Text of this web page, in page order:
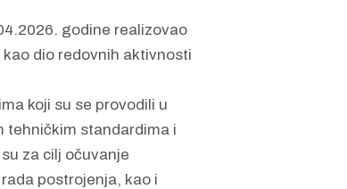
godine realizovao
dio redovnih aktivnosti
koji su se provodili u
tehničkim standardima i
za cilj očuvanje
postrojenja, kao i